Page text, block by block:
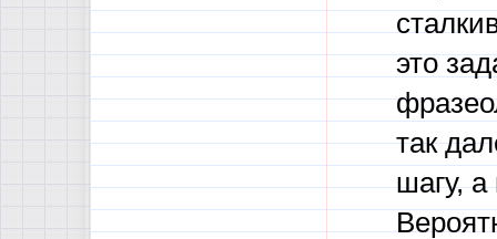
это
так
шагу,